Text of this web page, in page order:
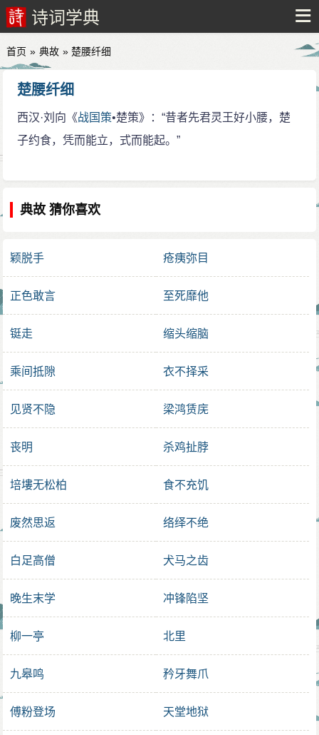
诗词学典
首页 » 典故 » 楚腰纤细
楚腰纤细
西汉·刘向《战国策•楚策》：“昔者先君灵王好小腰，楚
子约食，凭而能立，式而能起。”
典故 猜你喜欢
颖脱手 疮痍弥目
正色敢言 至死靡他
铤走 缩头缩脑
乘间抵隙 衣不择采
见贤不隐 梁鸿赁庑
丧明 杀鸡扯脖
培塿无松柏 食不充饥
废然思返 络绎不绝
白足高僧 犬马之齿
晚生末学 冲锋陷坚
柳一亭 北里
九皋鸣 矜牙舞爪
傅粉登场 天堂地狱